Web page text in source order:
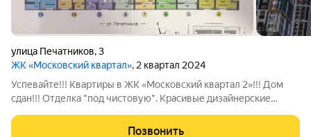
улица Печатников,3
ЖК «Московский квартал», 2 квартал 2024
Успевайте!!! Квартиры в ЖК «Московский квартал 2»!!! Дом
сдан!!! Отделка "под чистовую". Красивые дизайнерские
круглосуточная охрана, видеонаблюдение. Большая и
Позвонить